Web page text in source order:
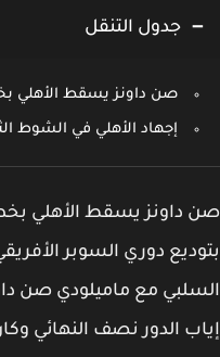
جدول التنقل
صن داونز يسقط الأهلي
إجهاد الأهلي في الشوط
داونز يسقط الأهلي بخطة
دوري السوبر
مع ماميلودي صن
الدور نصف النهائي